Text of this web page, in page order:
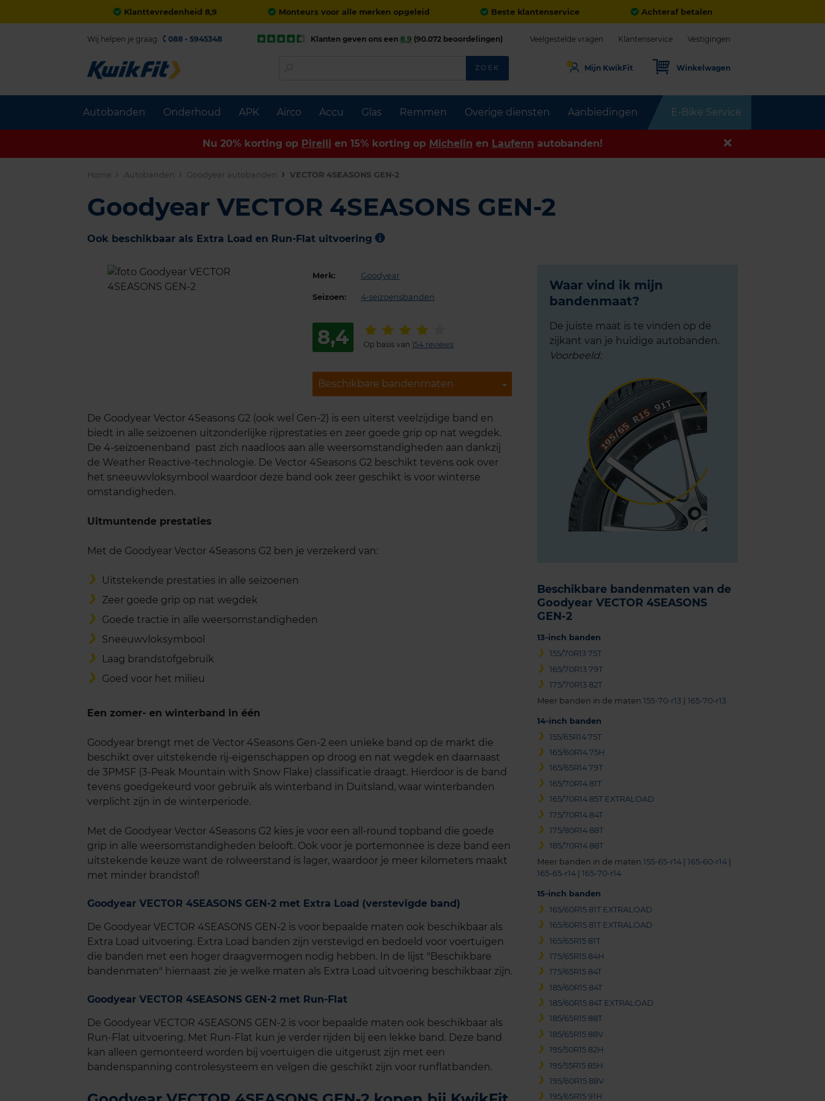
Klanttevredenheid 8,9 Monteurs voor alle merken opgeleid Beste klantenservice Achteraf betalen
Autobanden Onderhoud APK Airco Accu Glas Remmen Overige diensten Aanbiedingen E-Bike Service
Wij helpen je graag. 088 - 5945348 Klanten geven ons een 8,9 (90.072 beoordelingen) Veelgestelde vragen Klantenservice Vestigingen
ZOEK Mijn KwikFit Winkelwagen
Nu 20% korting op Pirelli en 15% korting op Michelin en Laufenn autobanden!
Home Autobanden Goodyear autobanden VECTOR 4SEASONS GEN-2
Goodyear VECTOR 4SEASONS GEN-2
Ook beschikbaar als Extra Load en Run-Flat uitvoering
Waar vind ik mijn
bandenmaat?
De juiste maat is te vinden op de
zijkant van je huidige autobanden.
Voorbeeld:
Beschikbare bandenmaten van de
Goodyear VECTOR 4SEASONS
GEN-2
13-inch banden
155/70R13 75T
165/70R13 79T
175/70R13 82T
Meer banden in de maten155-70-r13 |165-70-r13
14-inch banden
155/65R14 75T
165/60R14 75H
165/65R14 79T
165/70R14 81T
165/70R14 85T EXTRALOAD
175/70R14 84T
175/80R14 88T
185/70R14 88T
Meer banden in de maten155-65-r14 |165-60-r14 |
165-65-r14 |165-70-r14
15-inch banden
165/60R15 81T EXTRALOAD
165/60R15 81T EXTRALOAD
165/65R15 81T
175/65R15 84H
175/65R15 84T
185/60R15 84T
185/60R15 84T EXTRALOAD
185/65R15 88T
185/65R15 88V
195/50R15 82H
195/55R15 85H
195/60R15 88V
195/65R15 91H
Merk: Goodyear
Seizoen: 4-seizoensbanden
8,4 Op basis van 154 reviews
Beschikbare bandenmaten
Beschikbare bandenmaten
De Goodyear Vector 4Seasons G2 (ook wel Gen-2) is een uiterst veelzijdige band en
biedt in alle seizoenen uitzonderlijke rijprestaties en zeer goede grip op nat wegdek.
De 4-seizoenenband past zich naadloos aan alle weersomstandigheden aan dankzij
de Weather Reactive-technologie. De Vector 4Seasons G2 beschikt tevens ook over
het sneeuwvloksymbool waardoor deze band ook zeer geschikt is voor winterse
omstandigheden.
Uitmuntende prestaties
Met de Goodyear Vector 4Seasons G2 ben je verzekerd van:
Uitstekende prestaties in alle seizoenen
Zeer goede grip op nat wegdek
Goede tractie in alle weersomstandigheden
Sneeuwvloksymbool
Laag brandstofgebruik
Goed voor het milieu
Een zomer- en winterband in één
Goodyear brengt met de Vector 4Seasons Gen-2 een unieke band op de markt die
beschikt over uitstekende rij-eigenschappen op droog en nat wegdek en daarnaast
de 3PMSF (3-Peak Mountain with Snow Flake) classificatie draagt. Hierdoor is de band
tevens goedgekeurd voor gebruik als winterband in Duitsland, waar winterbanden
verplicht zijn in de winterperiode.
Met de Goodyear Vector 4Seasons G2 kies je voor een all-round topband die goede
grip in alle weersomstandigheden belooft. Ook voor je portemonnee is deze band een
uitstekende keuze want de rolweerstand is lager, waardoor je meer kilometers maakt
met minder brandstof!
Goodyear VECTOR 4SEASONS GEN-2 met Extra Load (verstevigde band)
De Goodyear VECTOR 4SEASONS GEN-2 is voor bepaalde maten ook beschikbaar als
Extra Load uitvoering. Extra Load banden zijn verstevigd en bedoeld voor voertuigen
die banden met een hoger draagvermogen nodig hebben. In de lijst "Beschikbare
bandenmaten" hiernaast zie je welke maten als Extra Load uitvoering beschikbaar zijn.
Goodyear VECTOR 4SEASONS GEN-2 met Run-Flat
De Goodyear VECTOR 4SEASONS GEN-2 is voor bepaalde maten ook beschikbaar als
Run-Flat uitvoering. Met Run-Flat kun je verder rijden bij een lekke band. Deze band
kan alleen gemonteerd worden bij voertuigen die uitgerust zijn met een
bandenspanning controlesysteem en velgen die geschikt zijn voor runflatbanden.